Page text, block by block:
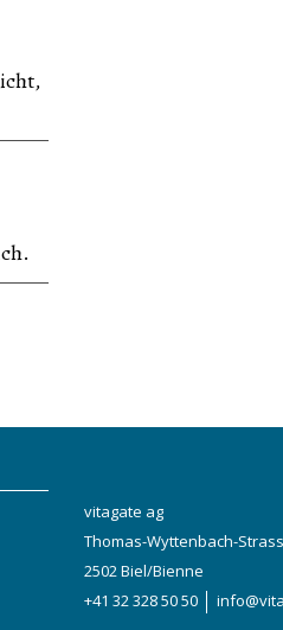
vitagate ag
Thomas-Wyttenbach-
2502 Biel/Bienne
+41 32 328 50 50